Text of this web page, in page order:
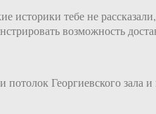
историки тебе не
возможность
Георгиевского зала